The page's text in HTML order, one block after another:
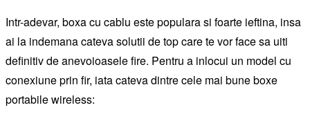
Intr-adevar, boxa cu cablu este populara si foarte ieftina, insa
ai la indemana cateva solutii de top care te vor face sa uiti
definitiv de anevoioasele fire. Pentru a inlocui un model cu
conexiune prin fir, iata cateva dintre cele mai bune boxe
portabile wireless: